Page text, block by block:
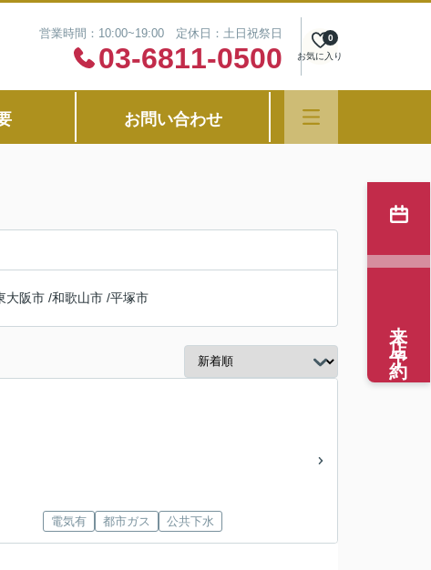
営業時間：10:00~19:00 定休日：土日祝祭日
03-6811-0500 お気に入り
0
お問い合わせ
大阪市 /和歌山市 /平塚市
電気有 都市ガス 公共下水
来店予約